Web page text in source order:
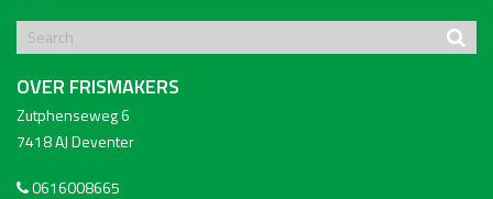
OVER FRISMAKERS
Zutphenseweg 6
7418 AJ Deventer
0616008665